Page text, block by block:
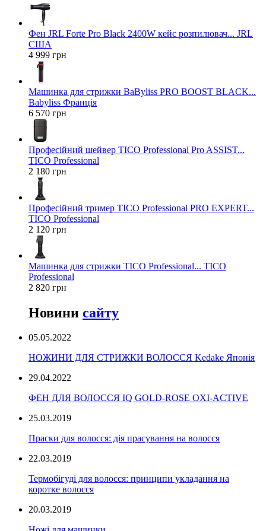
Фен JRL Forte Pro Black 2400W кейс розпилювач... JRL
США
4 999 грн
Машинка для стрижки BaByliss PRO BOOST BLACK...
Babyliss Франція
6 570 грн
Професійний шейвер TICO Professional Pro ASSIST...
TICO Professional
2 180 грн
Професійний тример TICO Professional PRO EXPERT...
TICO Professional
2 120 грн
Машинка для стрижки TICO Professional... TICO
Professional
2 820 грн
Новини сайту
05.05.2022
НОЖИНИ ДЛЯ СТРИЖКИ ВОЛОССЯ Kedake Японія
29.04.2022
ФЕН ДЛЯ ВОЛОССЯ IQ GOLD-ROSE OXI-ACTIVE
25.03.2019
Праски для волосся: дія прасування на волосся
22.03.2019
Термобігуді для волосся: принципи укладання на
коротке волосся
20.03.2019